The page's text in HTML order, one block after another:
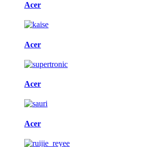
Acer
Acer
Acer
Acer